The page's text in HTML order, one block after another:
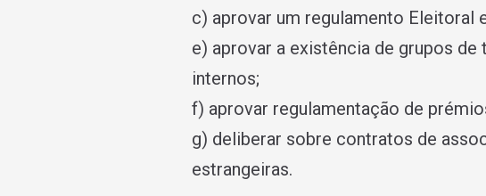
c) aprovar um regulamento Eleitoral
e) aprovar a existência de grupos
internos;
f) aprovar regulamentação de
g) deliberar sobre contratos de
estrangeiras.